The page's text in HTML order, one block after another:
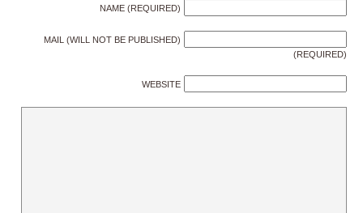
NAME (REQUIRED)
MAIL (WILL NOT BE PUBLISHED)
(REQUIRED)
WEBSITE